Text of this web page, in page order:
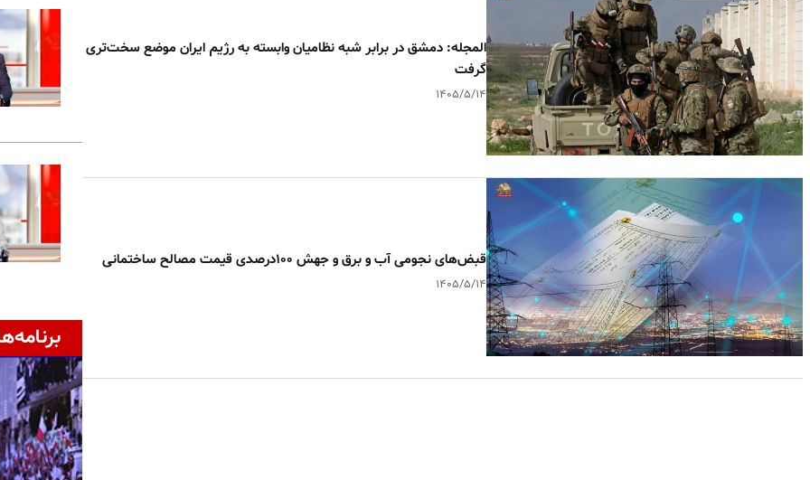
المجله: دمشق در برابر شبه‌ نظامیان وابسته به رژیم ایران موضع سخت‌تری
گرفت
۱۴۰۵/۵/۱۴
قبض‌های نجومی آب و برق و جهش ۱۰۰درصدی قیمت مصالح ساختمانی
۱۴۰۵/۵/۱۴